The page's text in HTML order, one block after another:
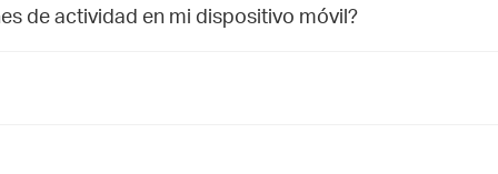
de actividad en mi dispositivo móvil?